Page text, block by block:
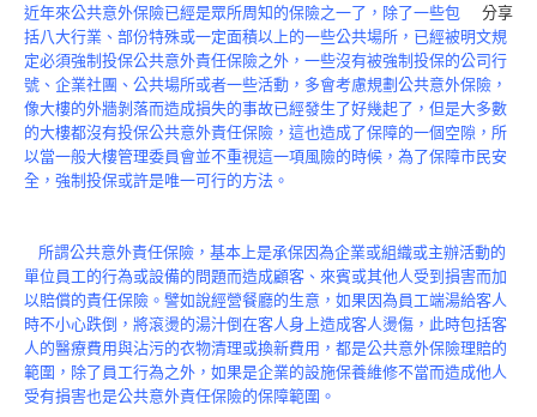
台灣商業保險
第一品牌
關於豐林
About
服務項目
Service
估算系統
商品簡介
Product
分享
近年來公共意外保險已經是眾所周知的保險之一了，除了一些包
括八大行業、部份特殊或一定面積以上的一些公共場所，已經被明文規
定必須強制投保公共意外責任保險之外，一些沒有被強制投保的公司行
號、企業社團、公共場所或者一些活動，多會考慮規劃公共意外保險，
像大樓的外牆剝落而造成損失的事故已經發生了好幾起了，但是大多數
的大樓都沒有投保公共意外責任保險，這也造成了保障的一個空隙，所
以當一般大樓管理委員會並不重視這一項風險的時候，為了保障市民安
全，強制投保或許是唯一可行的方法。
所謂公共意外責任保險，基本上是承保因為企業或組織或主辦活動的
單位員工的行為或設備的問題而造成顧客、來賓或其他人受到損害而加
以賠償的責任保險。譬如說經營餐廳的生意，如果因為員工端湯給客人
時不小心跌倒，將滾燙的湯汁倒在客人身上造成客人燙傷，此時包括客
人的醫療費用與沾污的衣物清理或換新費用，都是公共意外保險理賠的
範圍，除了員工行為之外，如果是企業的設施保養維修不當而造成他人
受有損害也是公共意外責任保險的保障範圍。